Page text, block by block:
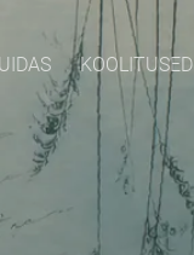
KOOLITUSED